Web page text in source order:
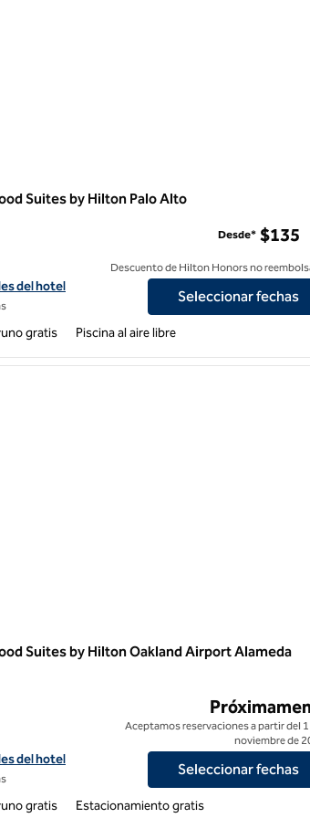
Suites by Hilton Palo Alto
del hotel Homewood Suites by Hilton Palo Alto
del hotel
Desde* $135
Descuento de Hilton Honors no
Seleccionar fechas
gratis Piscina al aire libre
Suites by Hilton Oakland Airport Alameda
del hotel Homewood Suites by Hilton Oakland Airport
del hotel
Aceptamos reservaciones a partir del
noviembre de
Seleccionar fechas
gratis Estacionamiento gratis